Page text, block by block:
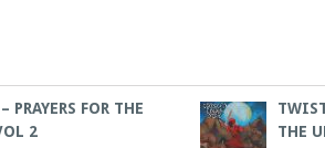
PRAYERS FOR THE
2
THE